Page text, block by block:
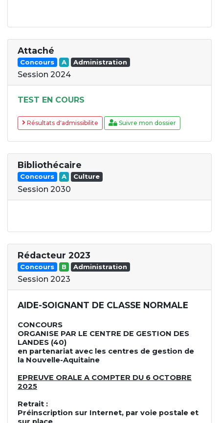
Attaché
Concours A Administration
Session 2024
TEST EN COURS
Résultats d'admissibilite Suivre mon dossier
Bibliothécaire
Concours A Culture
Session 2030
Rédacteur 2023
Concours B Administration
Session 2023
AIDE-SOIGNANT DE CLASSE NORMALE
CONCOURS
ORGANISE PAR LE CENTRE DE GESTION DES
LANDES (40)
en partenariat avec les centres de gestion de
la Nouvelle-Aquitaine
EPREUVE ORALE A COMPTER DU 6 OCTOBRE
2025
Retrait :
Préinscription sur Internet, par voie postale et